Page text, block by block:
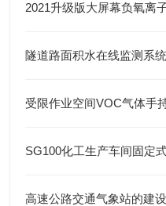
2021升级版大屏幕负氧离
隧道路面积水在线监测系
受限作业空间VOC气体手
SG100化工生产车间固定
高速公路交通气象站的建